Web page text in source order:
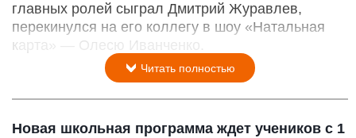
главных ролей сыграл Дмитрий Журавлев,
перекинулся на его коллегу в шоу «Натальная
карта» — Олесю Иванченко.
Читать полностью
Новая школьная программа ждет учеников с 1